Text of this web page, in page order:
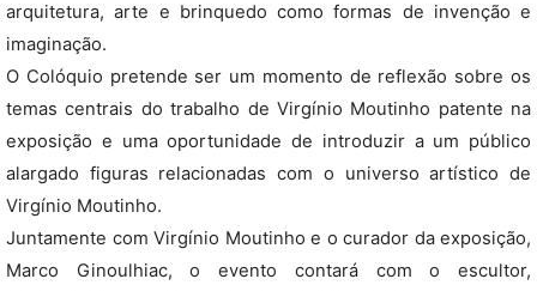
arquitetura, arte e brinquedo como formas de invenção e
imaginação.
O Colóquio pretende ser um momento de reflexão sobre os
temas centrais do trabalho de Virgínio Moutinho patente na
exposição e uma oportunidade de introduzir a um público
alargado figuras relacionadas com o universo artístico de
Virgínio Moutinho.
Juntamente com Virgínio Moutinho e o curador da exposição,
Marco Ginoulhiac, o evento contará com o escultor,